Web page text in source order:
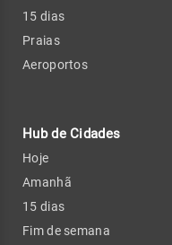
15 dias
Praias
Aeroportos
Hub de Cidades
Hoje
Amanhã
15 dias
Fim de semana